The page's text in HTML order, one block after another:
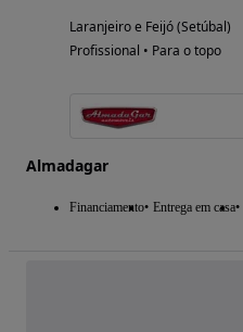
Laranjeiro e Feijó (Setúbal)
Profissional • Para o topo
Almadagar
Financiamento Entrega em casa